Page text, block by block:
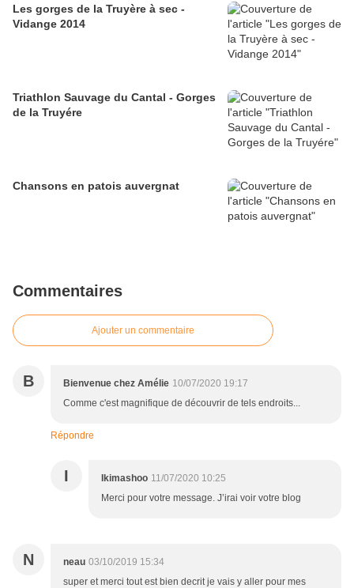
Les gorges de la Truyère à sec -
Vidange 2014
Triathlon Sauvage du Cantal - Gorges
de la Truyére
Chansons en patois auvergnat
Commentaires
Ajouter un commentaire
B Bienvenue chez Amélie 10/07/2020 19:17
Comme c'est magnifique de découvrir de tels endroits...
Répondre
I Ikimashoo 11/07/2020 10:25
Merci pour votre message. J’irai voir votre blog
N neau 03/10/2019 15:34
super et merci tout est bien decrit je vais y aller pour mes